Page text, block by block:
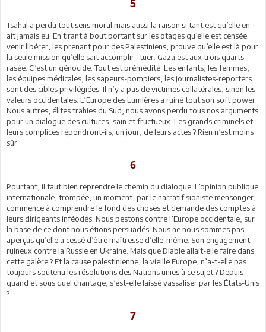
5
Tsahal a perdu tout sens moral mais aussi la raison si tant est qu’elle en
ait jamais eu. En tirant à bout portant sur les otages qu’elle est censée
venir libérer, les prenant pour des Palestiniens, prouve qu’elle est là pour
la seule mission qu’elle sait accomplir : tuer. Gaza est aux trois quarts
rasée. C’est un génocide. Tout est prémédité. Les enfants, les femmes,
les équipes médicales, les sapeurs-pompiers, les journalistes-reporters
sont des cibles privilégiées. Il n’y a pas de victimes collatérales, sinon les
valeurs occidentales. L’Europe des Lumières a ruiné tout son soft power.
Nous autres, élites trahies du Sud, nous avons perdu tous nos arguments
pour un dialogue des cultures, sain et fructueux. Les grands criminels et
leurs complices répondront-ils, un jour, de leurs actes ? Rien n’est moins
sûr.
6
Pourtant, il faut bien reprendre le chemin du dialogue. L’opinion publique
internationale, trompée, un moment, par le narratif sioniste mensonger,
commence à comprendre le fond des choses et demande des comptes à
leurs dirigeants inféodés. Nous pestons contre l’Europe occidentale, sur
la base de ce dont nous étions persuadés. Nous ne nous sommes pas
aperçus qu’elle a cessé d’être maîtresse d’elle-même. Son engagement
ruineux contre la Russie en Ukraine. Mais que Diable allait-elle faire dans
cette galère ? Et la cause palestinienne, la vieille Europe, n’a-t-elle pas
toujours soutenu les résolutions des Nations unies à ce sujet ? Depuis
quand et sous quel chantage, s’est-elle laissé vassaliser par les États-Unis
?
7